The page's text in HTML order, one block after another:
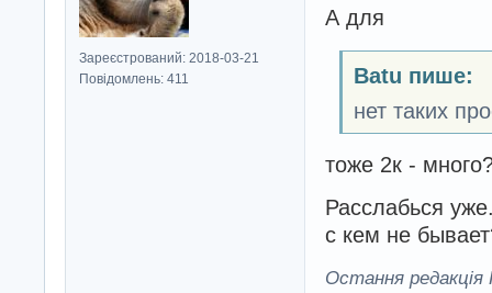
Зареєстрований: 2018-03-21
Повідомлень: 411
А для
Batu пише:
нет таких
тоже 2к -
Расслабься
с кем не
Остання редакція